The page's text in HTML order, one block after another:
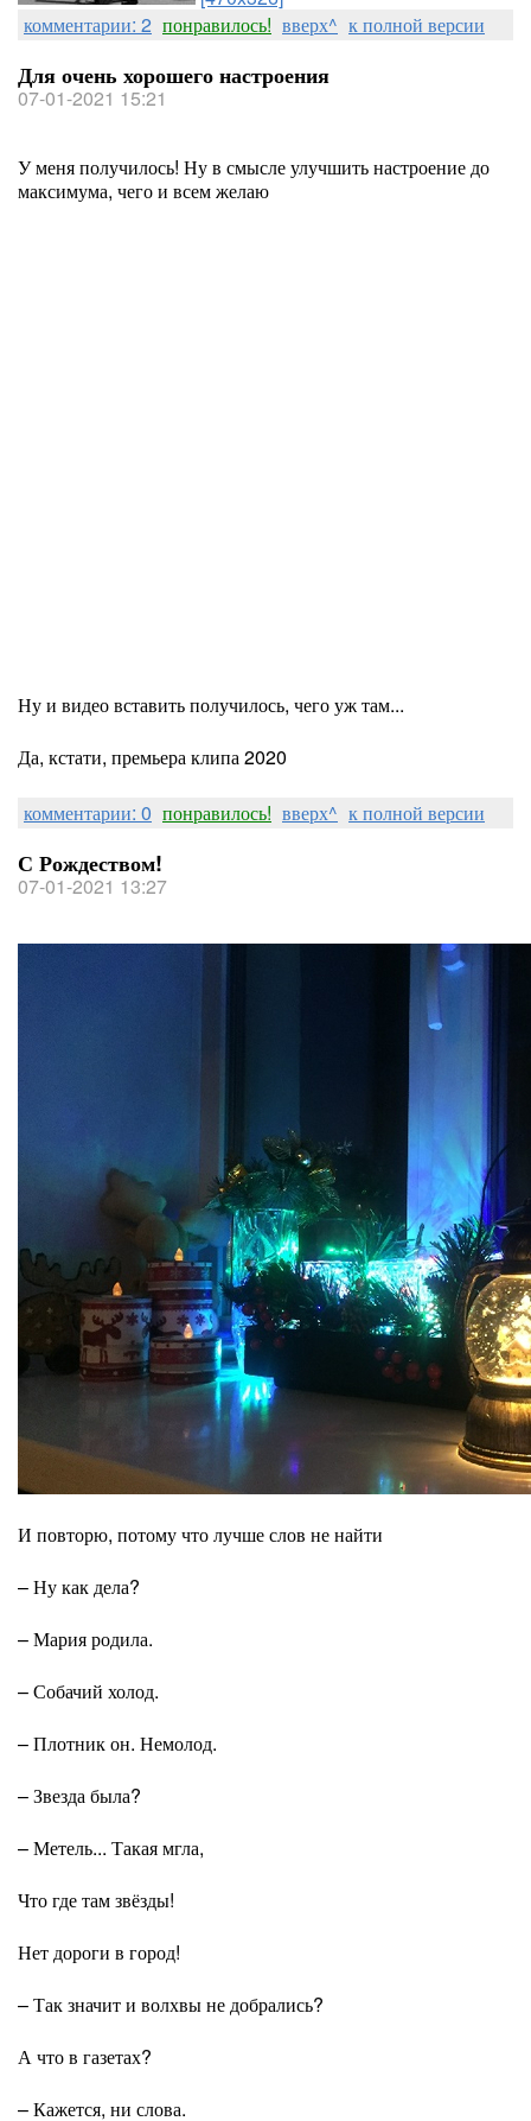
комментарии: 2 понравилось! вверх^ к полной версии
Для очень хорошего настроения
07-01-2021 15:21
У меня получилось! Ну в смысле улучшить настроение до
максимума, чего и всем желаю
Ну и видео вставить получилось, чего уж там...
Да, кстати, премьера клипа 2020
комментарии: 0 понравилось! вверх^ к полной версии
С Рождеством!
07-01-2021 13:27
И повторю, потому что лучше слов не найти
– Ну как дела?
– Мария родила.
– Собачий холод.
– Плотник он. Немолод.
– Звезда была?
– Метель... Такая мгла,
Что где там звёзды!
Нет дороги в город!
– Так значит и волхвы не добрались?
А что в газетах?
– Кажется, ни слова.